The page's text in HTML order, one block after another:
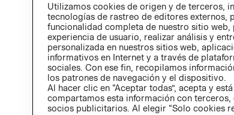
Utilizamos cookies de origen y de terceros,
tecnologías de rastreo de editores externos,
funcionalidad completa de nuestro sitio web,
experiencia de usuario, realizar análisis y
personalizada en nuestros sitios web,
informativos en Internet y a través de
sociales. Con ese fin, recopilamos
los patrones de navegación y el dispositivo.
Al hacer clic en “Aceptar todas”, acepta y
compartamos esta información con terceros,
socios publicitarios. Al elegir “Solo cookies